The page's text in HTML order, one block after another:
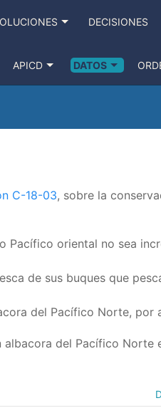
DECISIONES
APICD DATOS
C-18-03, sobre la
oriental no sea
de sus buques que
del Pacífico Norte, por
del Pacífico Norte